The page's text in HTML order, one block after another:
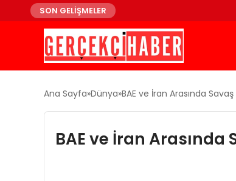
SON GELİŞMELER
Ana Sayfa Dünya BAE ve İran Arasında
BAE ve İran Arasında